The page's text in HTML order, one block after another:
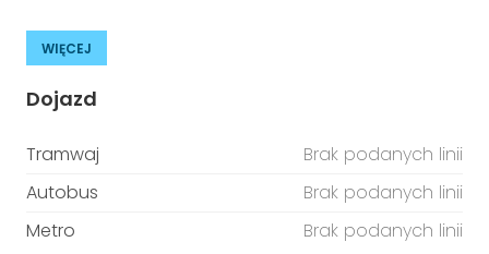
WIĘCEJ
Dojazd
Tramwaj
Brak podanych linii
Autobus
Brak podanych linii
Metro
Brak podanych linii